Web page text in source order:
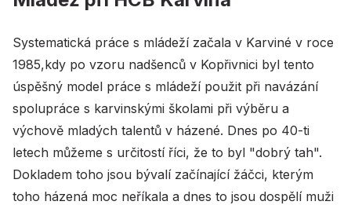
Systematická práce s mládeží začala v Karviné v roce
1985,kdy po vzoru nadšenců v Kopřivnici byl tento
úspěšný model práce s mládeží použit při navázání
spolupráce s karvinskými školami při výběru a
výchově mladých talentů v házené. Dnes po 40-ti
letech můžeme s určitostí říci, že to byl "dobrý tah".
Dokladem toho jsou bývalí začínající žáčci, kterým
toho házená moc neříkala a dnes to jsou dospělí muži